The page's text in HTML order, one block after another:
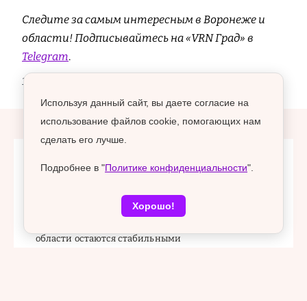
Следите за самым интересным в Воронеже и
области! Подписывайтесь на «VRN Град» в
Telegram.
12+
Главные новости
области остаются стабильными
Используя данный сайт, вы даете согласие на
использование файлов cookie, помогающих нам
сделать его лучше.
Подробнее в "Политике конфиденциальности".
Хорошо!